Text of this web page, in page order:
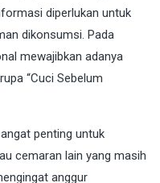
diperlukan untuk
dikonsumsi. Pada
mewajibkan adanya
“Cuci Sebelum
penting untuk
cemaran lain yang masih
anggur